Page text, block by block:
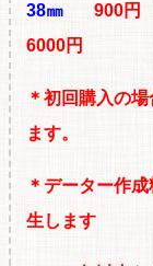
38㎜
900
6000円
＊初回購入の
ます。
＊データー作
生します